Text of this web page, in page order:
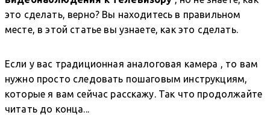
это сделать, верно? Вы находитесь в правильном
месте, в этой статье вы узнаете, как это сделать.
Если у вас традиционная аналоговая камера
, то вам
нужно просто следовать пошаговым инструкциям,
которые я вам сейчас расскажу. Так что продолжайте
читать до конца...